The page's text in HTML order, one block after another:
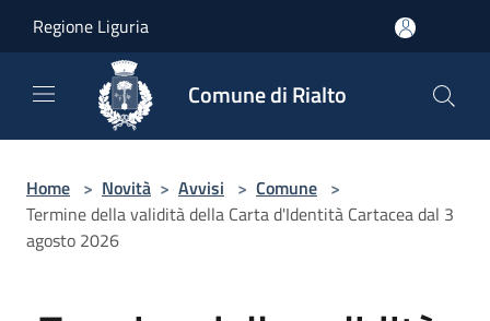
Regione Liguria
Comune di Rialto
Home > Novità > Avvisi > Comune >
Termine della validità della Carta d'Identità Cartacea dal 3
agosto 2026